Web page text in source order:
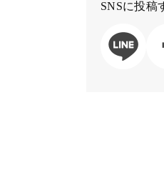
SNSに投稿